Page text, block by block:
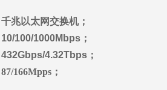
兆以太网交换机；
100/1000Mbps；
4.32Tbps；
87/166Mpps；